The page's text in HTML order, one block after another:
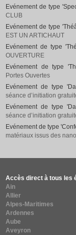
Evénement de type
CLUB
Evénement de type
EST UN ARTICHAUT
Evénement de type
OUVERTURE
Evénement de type
Portes Ouvertes
Evénement de type
séance d’initiation
Evénement de type
séance d’initiation
Evénement de type
matériaux issus des
Accès direct à tous les
Ain
Allier
Alpes-Maritimes
Ardennes
Aube
Aveyron